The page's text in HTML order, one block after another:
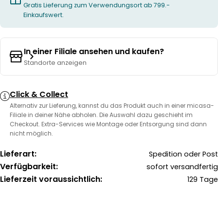
Gratis Lieferung zum Verwendungsort ab 799.-
Einkaufswert.
In einer Filiale ansehen und kaufen?
Standorte anzeigen
Click & Collect
Alternativ zur Lieferung, kannst du das Produkt auch in einer micasa-
Filiale in deiner Nähe abholen. Die Auswahl dazu geschieht im
Checkout. Extra-Services wie Montage oder Entsorgung sind dann
nicht möglich.
Lieferart: Spedition oder Post
Verfügbarkeit: sofort versandfertig
Lieferzeit voraussichtlich: 129 Tage